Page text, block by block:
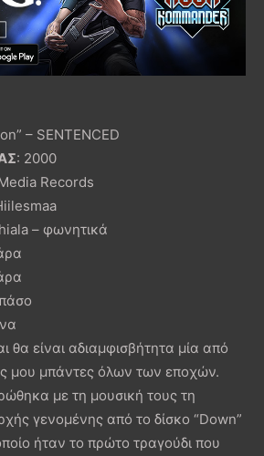
– SENTENCED
: 2000
Records
– φωνητικά
θα είναι αδιαμφισβήτητα μία από
μου μπάντες όλων των εποχών.
με τη μουσική τους τη
γενομένης από το δίσκο “Down”
ήταν το πρώτο τραγούδι που